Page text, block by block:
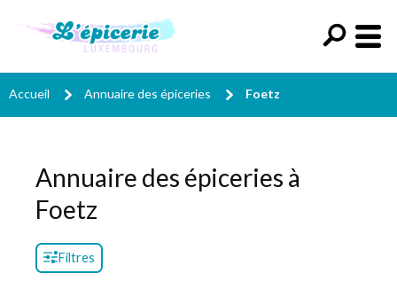
Accueil Annuaire des épiceries Foetz
Annuaire des épiceries à
Foetz
Filtres